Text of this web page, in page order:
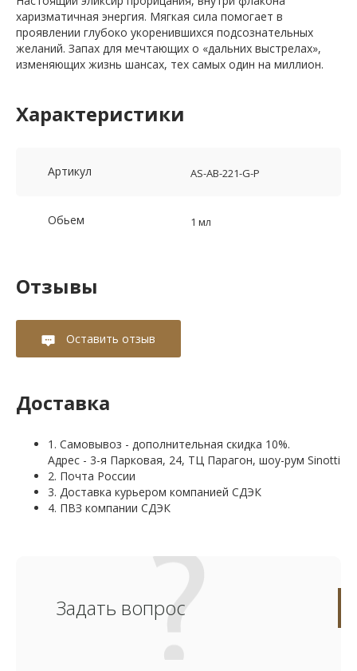
харизматичная энергия. Мягкая сила помогает в
проявлении глубоко укоренившихся подсознательных
желаний. Запах для мечтающих о «дальних выстрелах»,
изменяющих жизнь шансах, тех самых один на миллион.
Характеристики
Артикул AS-AB-221-G-P
Обьем 1 мл
Отзывы
Оставить отзыв
Доставка
1. Самовывоз - дополнительная скидка 10%.
Адрес - 3-я Парковая, 24, ТЦ Парагон, шоу-рум Sinotti
2. Почта России
3. Доставка курьером компанией СДЭК
4. ПВЗ компании СДЭК
Задать вопрос